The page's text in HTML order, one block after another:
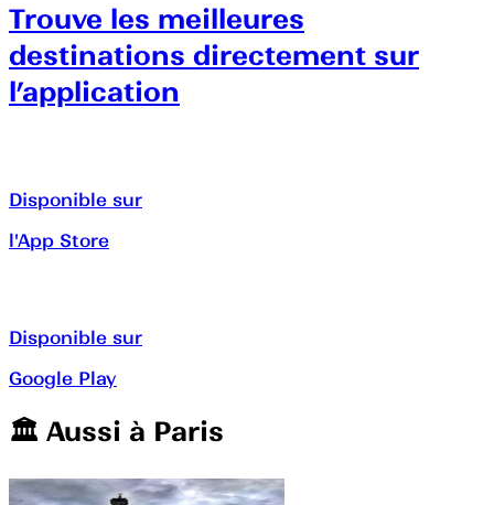
Trouve les meilleures
destinations directement sur
l’application
Disponible sur
l'App Store
Disponible sur
Google Play
🏛️️ Aussi à Paris